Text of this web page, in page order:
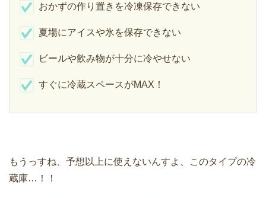
おかずの作り置きを冷凍保存できない
夏場にアイスや氷を保存できない
ビールや飲み物が十分に冷やせない
すぐに冷蔵スペースがMAX！
もうっすね、予想以上に使えないんすよ、このタイプの冷
蔵庫…！！